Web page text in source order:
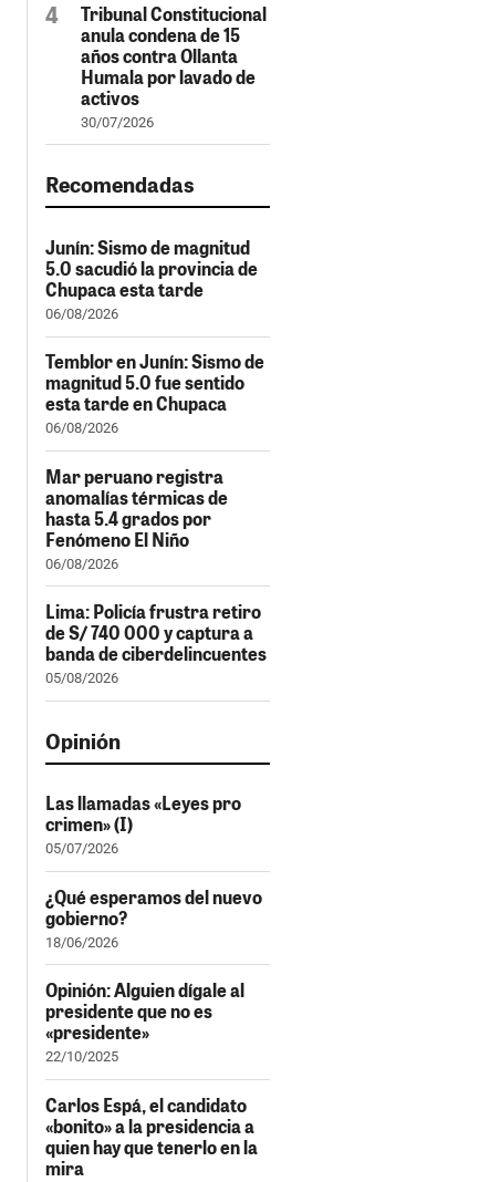
Tribunal Constitucional
anula condena de 15
años contra Ollanta
Humala por lavado de
activos
30/07/2026
Recomendadas
Junín: Sismo de magnitud
5.0 sacudió la provincia de
Chupaca esta tarde
06/08/2026
Temblor en Junín: Sismo de
magnitud 5.0 fue sentido
esta tarde en Chupaca
06/08/2026
Mar peruano registra
anomalías térmicas de
hasta 5.4 grados por
Fenómeno El Niño
06/08/2026
Lima: Policía frustra retiro
de S/ 740 000 y captura a
banda de ciberdelincuentes
05/08/2026
Opinión
Las llamadas «Leyes pro
crimen» (I)
05/07/2026
¿Qué esperamos del nuevo
gobierno?
18/06/2026
Opinión: Alguien dígale al
presidente que no es
«presidente»
22/10/2025
Carlos Espá, el candidato
«bonito» a la presidencia a
quien hay que tenerlo en la
mira